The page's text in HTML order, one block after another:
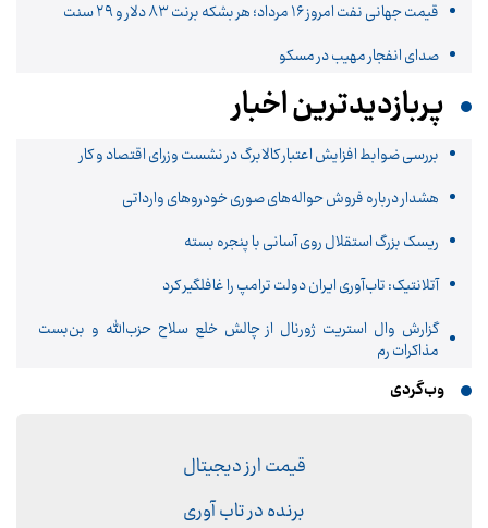
قیمت جهانی نفت امروز ۱۶ مرداد؛ هر بشکه برنت ۸۳ دلار و ۲۹ سنت
صدای انفجار مهیب در مسکو
پربازدیدترین اخبار
بررسی ضوابط افزایش اعتبار کالابرگ در نشست وزرای اقتصاد و کار
هشدار درباره فروش حواله‌های صوری خودروهای وارداتی
ریسک بزرگ استقلال روی آسانی با پنجره بسته
آتلانتیک: تاب‌آوری ایران دولت ترامپ را غافلگیر کرد
گزارش وال استریت ژورنال از چالش خلع سلاح حزب‌الله و بن‌بست
مذاکرات رم
وب‌گردی
قیمت ارز دیجیتال
برنده در تاب آوری